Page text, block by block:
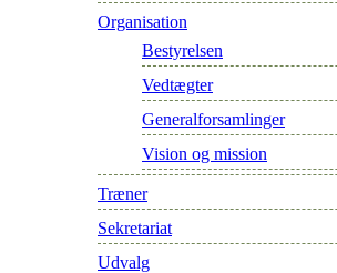
Organisation
Bestyrelsen
Vedtægter
Generalforsamlinger
Vision og mission
Træner
Sekretariat
Udvalg